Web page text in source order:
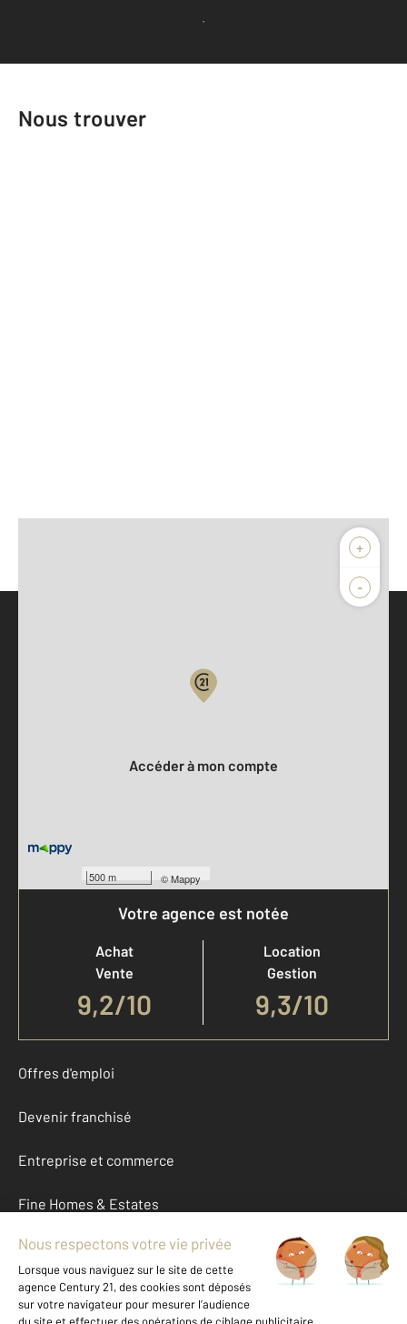
Voir tous les avis clients
Nous trouver
+
-
500 m ©Mappy
Accéder à mon compte
Votre agence est notée
Achat
Vente
9,2/10
Location
Gestion
9,3/10
Offres d'emploi
Devenir franchisé
Entreprise et commerce
Fine Homes & Estates
À propos
International